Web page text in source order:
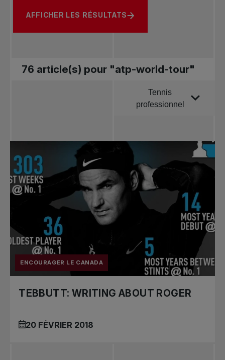
AFFICHER LES RÉSULTATS
76 article(s) pour "atp-world-tour"
Tennis
professionnel
nouvelles
Tennis
professionnel
Redéfinir le jeu
ENCOURAGER LE CANADA
TEBBUTT: WRITING ABOUT ROGER
20 FÉVRIER 2018